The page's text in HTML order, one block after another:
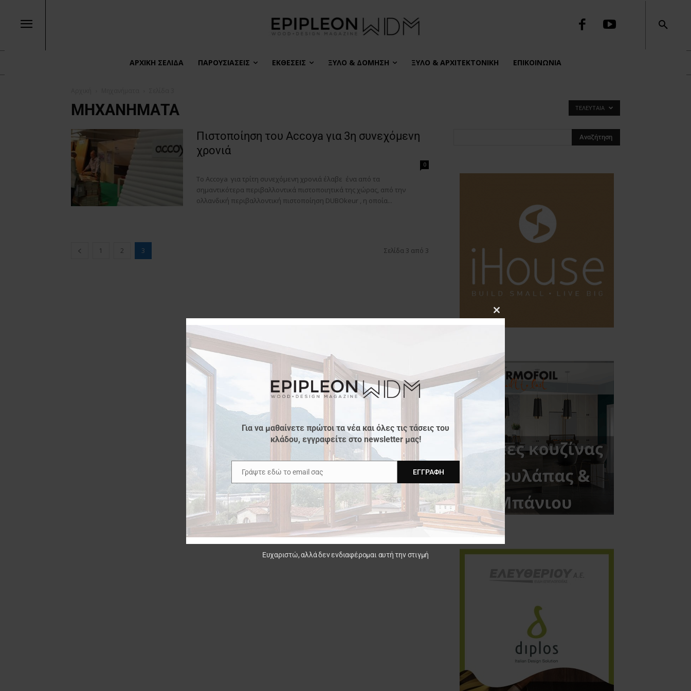
ΑΡΧΙΚΉ ΣΕΛΊΔΑ ΠΑΡΟΥΣΙΆΣΕΙΣ ΕΚΘΈΣΕΙΣ ΞΎΛΟ & ΔΌΜΗΣΗ ΞΎΛΟ & ΑΡΧΙΤΕΚΤΟΝΙΚΉ ΕΠΙΚΟΙΝΩΝΙΑ
ΜΗΧΑΝΉΜΑΤΑ ΤΕΛΕΥΤΑΊΑ
Πιστοποίηση του Accoya για 3η συνεχόμενη
χρονιά
0
Το Accoya για τρίτη συνεχόμενη χρονιά έλαβε ένα από τα
σημαντικότερα περιβαλλοντικά πιστοποιητικά της χώρας, από την
ολλανδική περιβαλλοντική πιστοποίηση DUBOkeur , η οποία...
1 2 3 Σελίδα 3 από 3
Close
this
Για να μαθαίνετε πρώτοι τα νέα και όλες τις τάσεις του
κλάδου, εγγραφείτε στο newsletter μας!
Email
Γράψτε εδώ το email σας ΕΓΓΡΑΦΉ
Ευχαριστώ, αλλά δεν ενδιαφέρομαι αυτή την στιγμή